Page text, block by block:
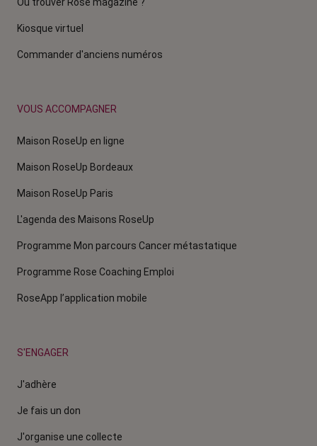
Où trouver Rose magazine ?
Kiosque virtuel
Commander d'anciens numéros
VOUS ACCOMPAGNER
Maison RoseUp en ligne
Maison RoseUp Bordeaux
Maison RoseUp Paris
L'agenda des Maisons RoseUp
Programme Mon parcours Cancer métastatique
Programme Rose Coaching Emploi
RoseApp l’application mobile
S'ENGAGER
J'adhère
Je fais un don
J'organise une collecte